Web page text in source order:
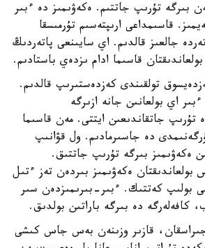
بىرگە تۇرىپ جاتتىم. ەكەۋىمىز دە ءبىر
قاسىمداعى ارىپتەسىم تۇرمىسقا
جالعىز قالدىم. اي سايىنعى پاتەردىڭ
بولعاندىقتان قاسىما ادام ىزدەي باستادىم.
تولقىندى كەزدەستىرىپ قالدىم.
ءبىر اي بولعانىن جانە ازىرگە
تۇرىپ جاتقاندىعىن ايتتى. مەن قاسىما
دە جاسىرمادىم. ول قۋانىپ
ەكەۋىمىز بىرگە تۇرىپ جاتتىق.
بولعاندىقتان ەكەۋىمىز بىردەن تەز ءتىل
بولىپ كەتتىك. ءبىر-بىرىمىزدەن سىر
كافەلەرگە دە بىرگە باراتىن بولدىق.
قازىر وزىنەن بەس جاس كىشى